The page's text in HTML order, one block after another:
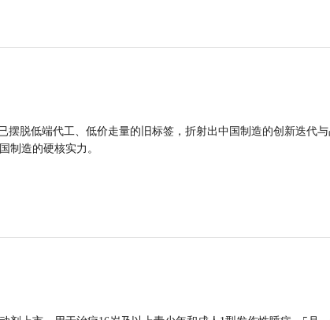
摆脱低端代工、低价走量的旧标签，折射出中国制造的创新迭代
制造的硬核实力。